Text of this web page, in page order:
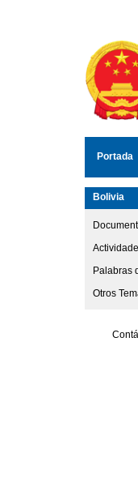
Portada
Bolivia
Palabras
Otros